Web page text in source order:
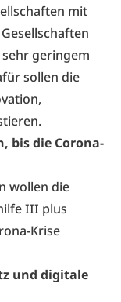
mit
geringem
sollen die
bis die Corona-
wollen die
III plus
Krise
und digitale